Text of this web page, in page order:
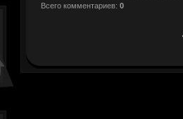
Всего комментариев: 0